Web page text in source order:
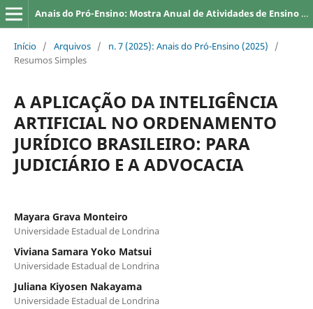
Anais do Pró-Ensino: Mostra Anual de Atividades de Ensino da UEL
Início / Arquivos / n. 7 (2025): Anais do Pró-Ensino (2025)
/
Resumos Simples
A APLICAÇÃO DA INTELIGÊNCIA
ARTIFICIAL NO ORDENAMENTO
JURÍDICO BRASILEIRO: PARA
JUDICIÁRIO E A ADVOCACIA
Mayara Grava Monteiro
Universidade Estadual de Londrina
Viviana Samara Yoko Matsui
Universidade Estadual de Londrina
Juliana Kiyosen Nakayama
Universidade Estadual de Londrina